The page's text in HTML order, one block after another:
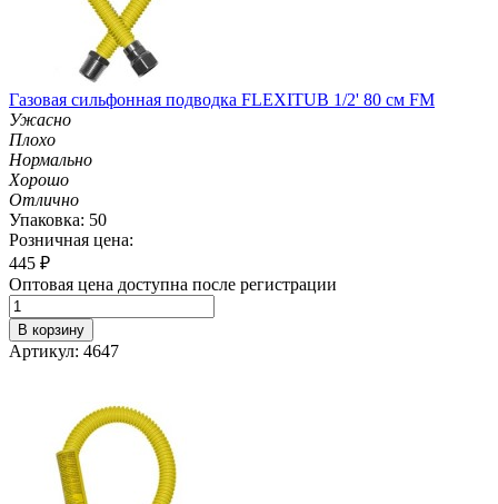
Газовая сильфонная подводка FLEXITUB 1/2' 80 см FM
Ужасно
Плохо
Нормально
Хорошо
Отлично
Упаковка: 50
Розничная цена:
445 ₽
Оптовая цена доступна после регистрации
В корзину
Артикул: 4647